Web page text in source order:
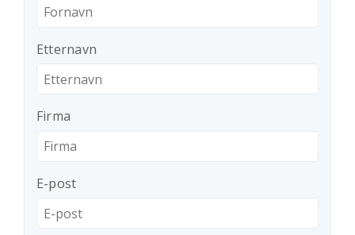
Etternavn
Firma
E-post